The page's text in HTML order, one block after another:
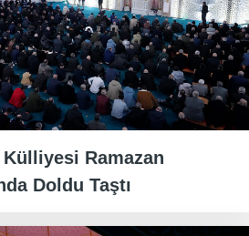
Ramazan
Doldu Taştı